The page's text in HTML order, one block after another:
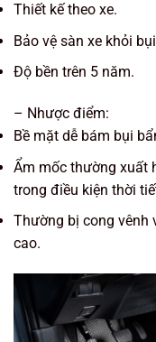
Thiết kế theo xe.
Bảo vệ sàn xe khỏi
Độ bền trên 5 năm.
– Nhược điểm:
Bề mặt dễ bám bụi
Ẩm mốc thường xuất
trong điều kiện thời
Thường bị cong vênh
cao.